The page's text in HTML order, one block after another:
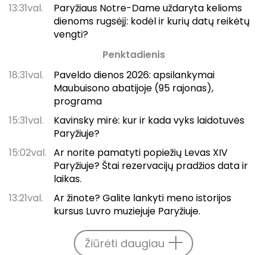
13:31val.
Paryžiaus Notre-Dame uždaryta kelioms
dienoms rugsėjį: kodėl ir kurių datų reikėtų
vengti?
Penktadienis
18:31val.
Paveldo dienos 2026: apsilankymai
Maubuisono abatijoje (95 rajonas),
programa
15:31val.
Kavinsky mirė: kur ir kada vyks laidotuvės
Paryžiuje?
15:02val. Ar norite pamatyti popiežių Levas XIV
Paryžiuje? Štai rezervacijų pradžios data ir
laikas.
13:21val.
Ar žinote? Galite lankyti meno istorijos
kursus Luvro muziejuje Paryžiuje.
Žiūrėti daugiau